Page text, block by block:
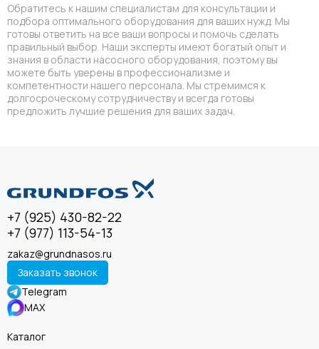
Обратитесь к нашим специалистам для консультации и
подбора оптимального оборудования для ваших нужд. Мы
готовы ответить на все ваши вопросы и помочь сделать
правильный выбор. Наши эксперты имеют богатый опыт и
знания в области насосного оборудования, поэтому вы
можете быть уверены в профессионализме и
компетентности нашего персонала. Мы стремимся к
долгосроческому сотрудничеству и всегда готовы
предложить лучшие решения для ваших задач.
+7 (925) 430-82-22
+7 (977) 113-54-13
zakaz@grundnasos.ru
Заказать звонок
Telegram
MAX
Каталог